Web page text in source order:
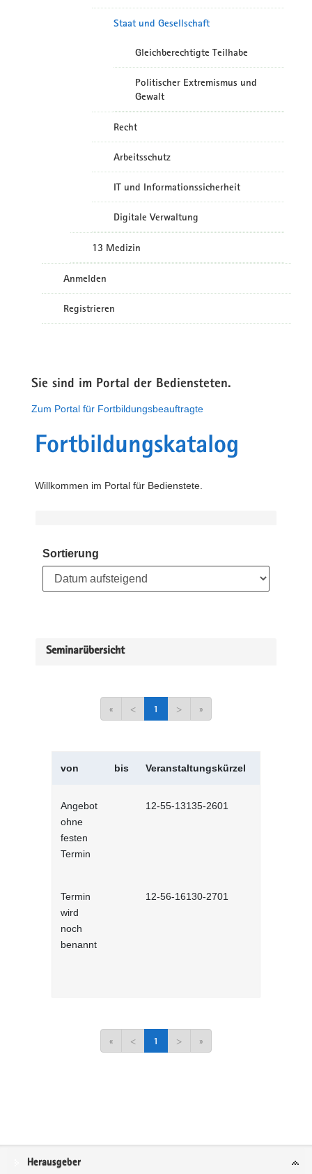
Staat und Gesellschaft
Gleichberechtigte Teilhabe
Politischer Extremismus und
Gewalt
Recht
Arbeitsschutz
IT und Informationssicherheit
Digitale Verwaltung
13 Medizin
Anmelden
Registrieren
Sie sind im Portal der Bediensteten.
Zum Portal für Fortbildungsbeauftragte
Fortbildungskatalog
Willkommen im Portal für Bedienstete.
Sortierung
Seminarübersicht
« < 1 > »
von bis Veranstaltungskürzel
Angebot
ohne
festen
Termin
12-55-13135-2601
Termin
wird
noch
benannt
12-56-16130-2701
« < 1 > »
Service
Herausgeber